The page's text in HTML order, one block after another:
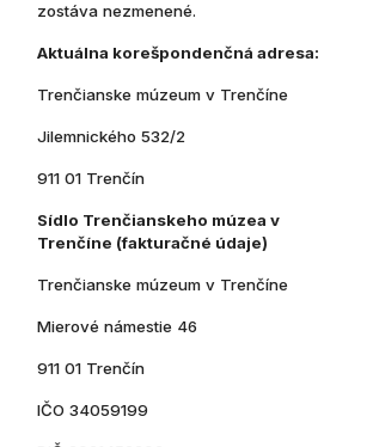
zostáva nezmenené.
Aktuálna korešpondenčná adresa:
Trenčianske múzeum v Trenčíne
Jilemnického 532/2
911 01 Trenčín
Sídlo Trenčianskeho múzea v
Trenčíne (fakturačné údaje)
Trenčianske múzeum v Trenčíne
Mierové námestie 46
911 01 Trenčín
IČO 34059199